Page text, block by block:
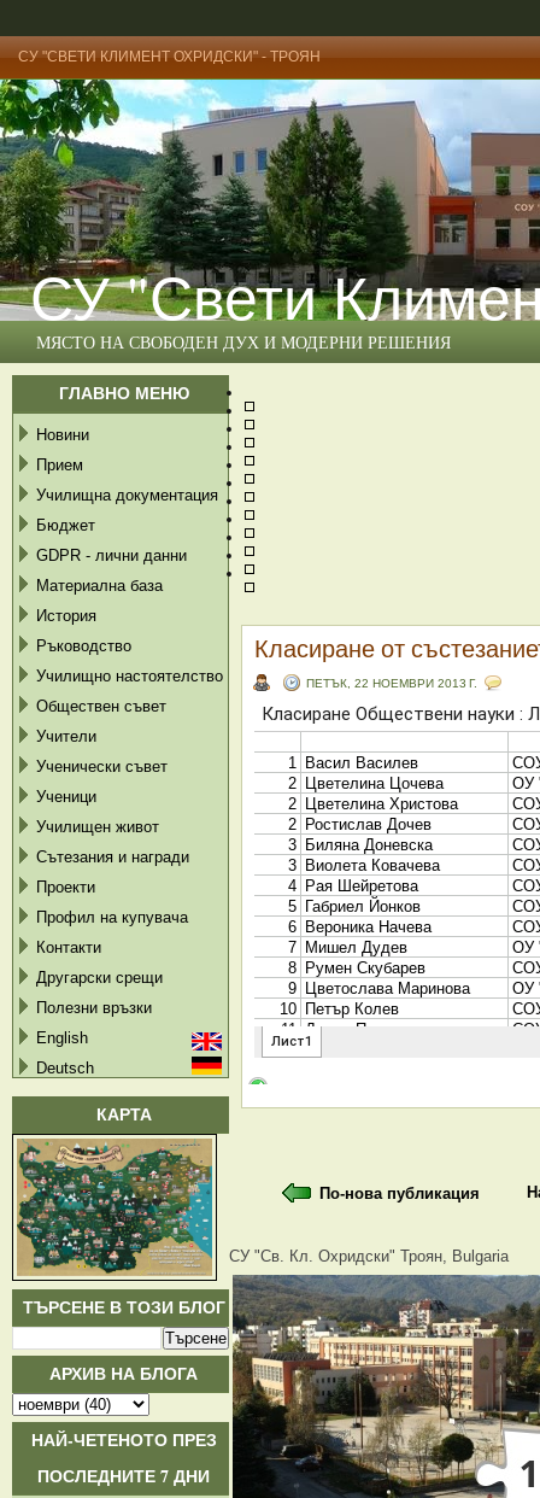
СУ "СВЕТИ КЛИМЕНТ ОХРИДСКИ" - ТРОЯН
СУ "Свети
МЯСТО НА СВОБОДЕН ДУХ И МОДЕРНИ РЕШЕНИЯ
ГЛАВНО МЕНЮ
Новини
Прием
Училищна документация
Бюджет
GDPR - лични данни
Материална база
История
Ръководство
Училищно настоятелство
Обществен съвет
Учители
Ученически съвет
Ученици
Училищен живот
Сътезания и награди
Проекти
Профил на купувача
Контакти
Другарски срещи
Полезни връзки
English
Deutsch
КАРТА
ТЪРСЕНЕ В ТОЗИ БЛОГ
АРХИВ НА БЛОГА
НАЙ-ЧЕТЕНОТО ПРЕЗ
ПОСЛЕДНИТЕ 7 ДНИ
Класиране от
ПЕТЪК, 22 НОЕМВРИ 2013 Г.
По-нова публикация
СУ "Св. Кл. Охридски" Троян, Bulgaria